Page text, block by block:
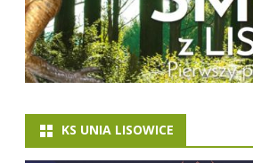
KS UNIA LISOWICE